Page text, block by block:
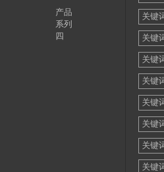
产品
系列
四
关键
关键
关键
关键
关键
关键
关键
关键